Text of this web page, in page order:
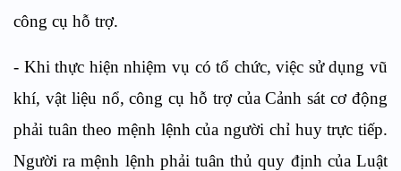
công cụ hỗ trợ.
- Khi thực hiện nhiệm vụ có tổ chức, việc sử dụng vũ
khí, vật liệu nổ, công cụ hỗ trợ của Cảnh sát cơ động
phải tuân theo mệnh lệnh của người chỉ huy trực tiếp.
Người ra mệnh lệnh phải tuân thủ quy định của Luật